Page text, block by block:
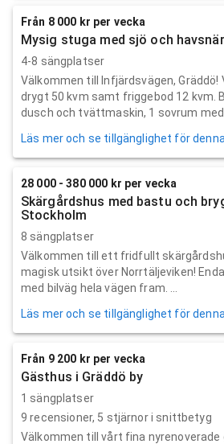
Från 8 000 kr per vecka
Mysig stuga med sjö och
4-8 sängplatser
Välkommen till Infjärdsvägen,
drygt 50 kvm samt friggebod 12 kvm.
dusch och tvättmaskin, 1 sovrum med
Läs mer och se tillgänglighet för
28 000 - 380 000 kr per vecka
Skärgårdshus med bastu och
Stockholm
8 sängplatser
Välkommen till ett fridfullt
magisk utsikt över Norrtäljeviken!
med bilväg hela vägen fram. ...
Läs mer och se tillgänglighet för
Från 9 200 kr per vecka
Gästhus i Gräddö by
1 sängplatser
9 recensioner, 5 stjärnor i snittbetyg
Välkommen till vårt fina nyrenoverade